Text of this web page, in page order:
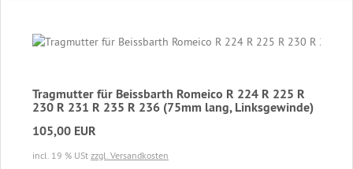
Tragmutter für Beissbarth Romeico R 224 R 225 R
230 R 231 R 235 R 236 (75mm lang, Linksgewinde)
105,00 EUR
incl. 19 % USt zzgl. Versandkosten